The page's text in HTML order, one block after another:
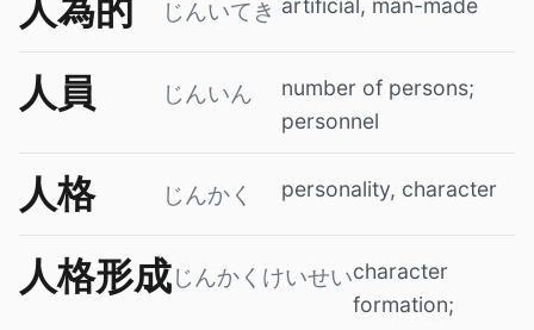
人為的 じんいてき
人員 じんいん
number of persons;
personnel
人格 じんかく personality, character
人格形成じんかくけいせいcharacter
formation;